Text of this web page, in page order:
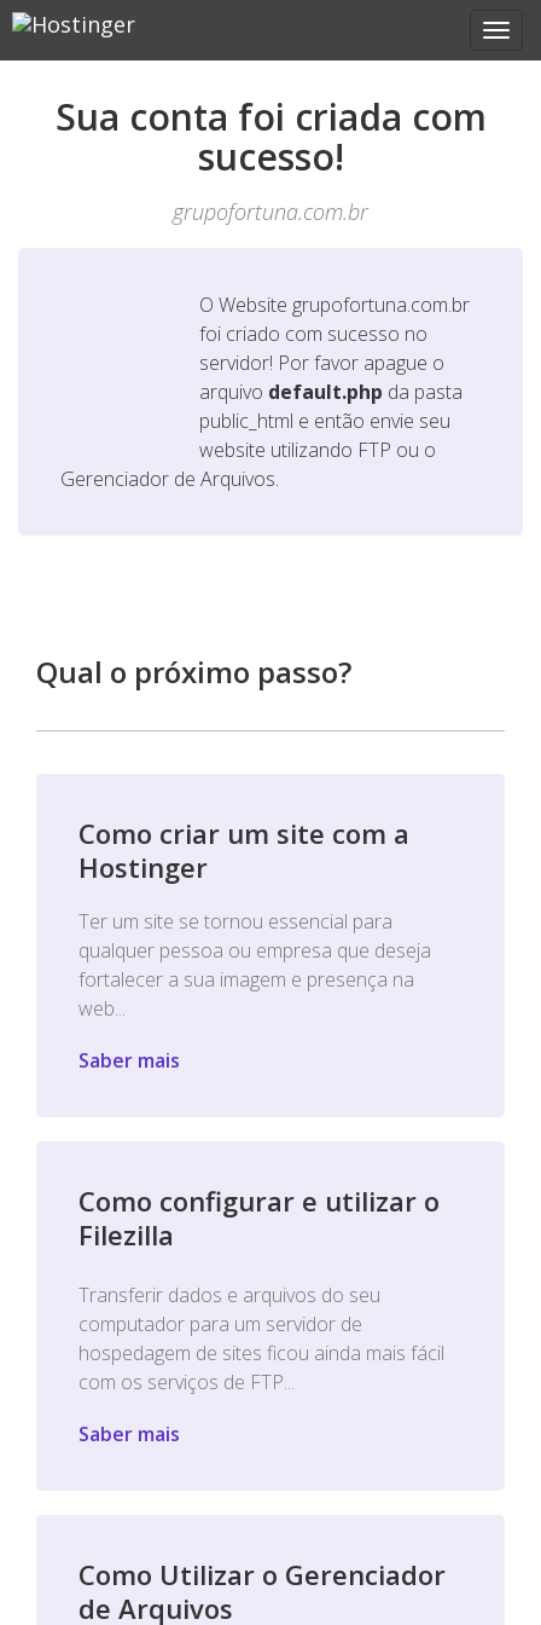
Sua conta foi criada com
sucesso!
grupofortuna.com.br
O Website grupofortuna.com.br
foi criado com sucesso no
servidor! Por favor apague o
arquivo default.php da pasta
public_html e então envie seu
website utilizando FTP ou o
Gerenciador de Arquivos.
Qual o próximo passo?
Como criar um site com a
Hostinger
Ter um site se tornou essencial para
qualquer pessoa ou empresa que deseja
fortalecer a sua imagem e presença na
web...
Saber mais
Como configurar e utilizar o
Filezilla
Transferir dados e arquivos do seu
computador para um servidor de
hospedagem de sites ficou ainda mais fácil
com os serviços de FTP...
Saber mais
Como Utilizar o Gerenciador
de Arquivos